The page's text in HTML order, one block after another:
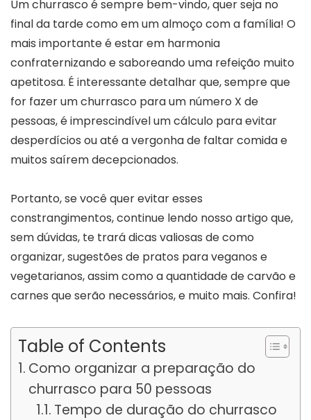
Um churrasco é sempre bem-vindo, quer seja no
final da tarde como em um almoço com a família! O
mais importante é estar em harmonia
confraternizando e saboreando uma refeição muito
apetitosa. É interessante detalhar que, sempre que
for fazer um churrasco para um número X de
pessoas, é imprescindível um cálculo para evitar
desperdícios ou até a vergonha de faltar comida e
muitos saírem decepcionados.
Portanto, se você quer evitar esses
constrangimentos, continue lendo nosso artigo que,
sem dúvidas, te trará dicas valiosas de como
organizar, sugestões de pratos para veganos e
vegetarianos, assim como a quantidade de carvão e
carnes que serão necessários, e muito mais. Confira!
Table of Contents
Como organizar a preparação do
churrasco para 50 pessoas
Tempo de duração do churrasco